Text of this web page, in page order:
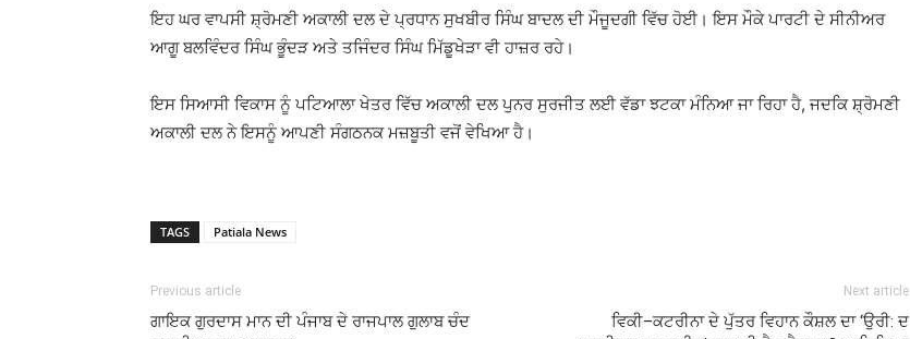
ਇਹ ਘਰ ਵਾਪਸੀ ਸ਼੍ਰੋਮਣੀ ਅਕਾਲੀ ਦਲ ਦੇ ਪ੍ਰਧਾਨ ਸੁਖਬੀਰ ਸਿੰਘ ਬਾਦਲ ਦੀ ਮੌਜੂਦਗੀ ਵਿੱਚ ਹੋਈ। ਇਸ ਮੌਕੇ ਪਾਰਟੀ ਦੇ ਸੀਨੀਅਰ
ਆਗੂ ਬਲਵਿੰਦਰ ਸਿੰਘ ਭੂੰਦੜ ਅਤੇ ਤਜਿੰਦਰ ਸਿੰਘ ਮਿੱਡੂਖੇੜਾ ਵੀ ਹਾਜ਼ਰ ਰਹੇ।
ਇਸ ਸਿਆਸੀ ਵਿਕਾਸ ਨੂੰ ਪਟਿਆਲਾ ਖੇਤਰ ਵਿੱਚ ਅਕਾਲੀ ਦਲ ਪੁਨਰ ਸੁਰਜੀਤ ਲਈ ਵੱਡਾ ਝਟਕਾ ਮੰਨਿਆ ਜਾ ਰਿਹਾ ਹੈ, ਜਦਕਿ ਸ਼੍ਰੋਮਣੀ
ਅਕਾਲੀ ਦਲ ਨੇ ਇਸਨੂੰ ਆਪਣੀ ਸੰਗਠਨਕ ਮਜ਼ਬੂਤੀ ਵਜੋਂ ਵੇਖਿਆ ਹੈ।
TAGS Patiala News
Previous article
ਗਾਇਕ ਗੁਰਦਾਸ ਮਾਨ ਦੀ ਪੰਜਾਬ ਦੇ ਰਾਜਪਾਲ ਗੁਲਾਬ ਚੰਦ
Next article
ਵਿਕੀ–ਕਟਰੀਨਾ ਦੇ ਪੁੱਤਰ ਵਿਹਾਨ ਕੌਸ਼ਲ ਦਾ ‘ਉਰੀ: ਦ